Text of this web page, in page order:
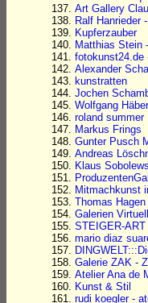
Art Gallery
Ralf Hanrieder
Kupferzauber
Matthias Stein
fotokunst24.de
Alexander
kunstratten
Jochen
Wolfgang
roland summer
Markus Frings
Gunter Pusch
Andreas
Klaus
Mitmachkunst
Thomas Hagen
Galerien Virtuell
STEIGER-
mario diaz
Galerie ZAK -
Atelier Ana de
Kunst & Stil
rudi koegler -